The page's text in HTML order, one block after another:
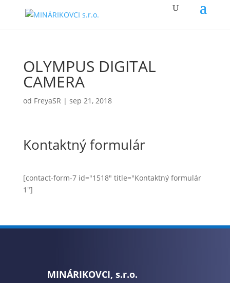
OLYMPUS DIGITAL
CAMERA
od FreyaSR | sep 21, 2018
Kontaktný formulár
[contact-form-7 id="1518" title="Kontaktný formulár
1"]
MINÁRIKOVCI, s.r.o.